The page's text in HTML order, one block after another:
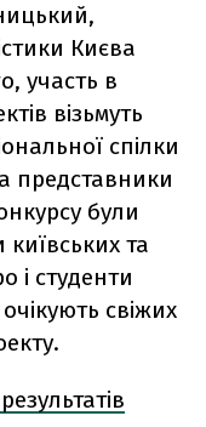
Києва
участь в
візьмуть
спілки
представники
були
та
і студенти
свіжих